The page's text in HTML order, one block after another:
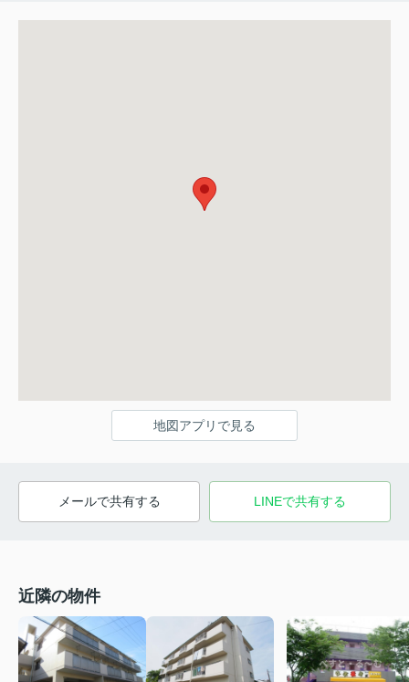
地図アプリで見る
メールで共有する LINEで共有する
近隣の物件